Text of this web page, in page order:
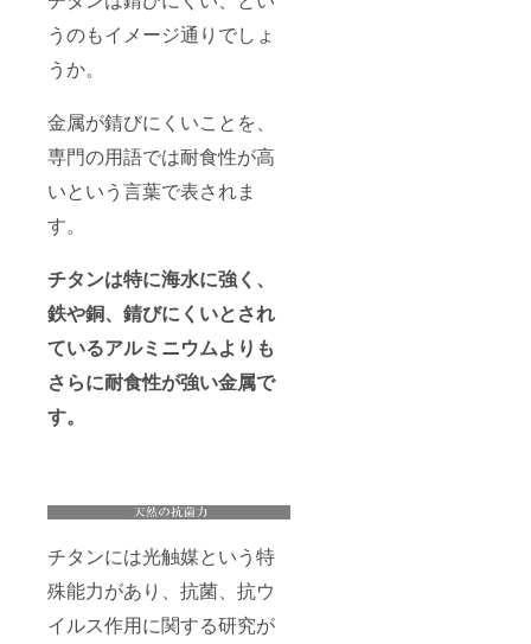
うのもイメージ通りでしょ
うか。
金属が錆びにくいことを、
専門の用語では耐食性が高
いという言葉で表されま
す。
チタンは特に海水に強く、
鉄や銅、錆びにくいとされ
ているアルミニウムよりも
さらに耐食性が強い金属で
す。
チタンには光触媒という特
殊能力があり、抗菌、抗ウ
イルス作用に関する研究が